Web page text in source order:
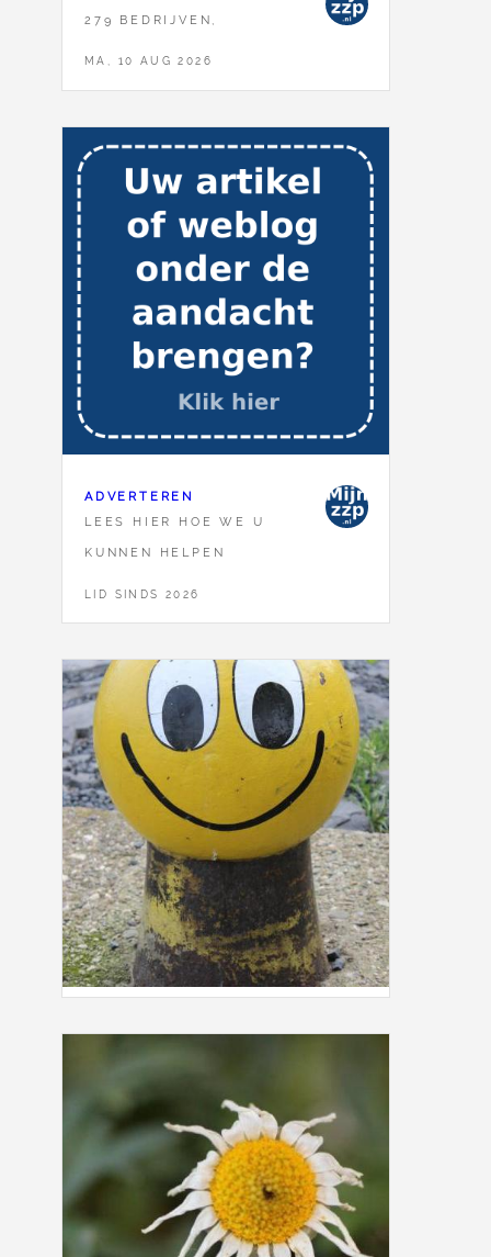
279 BEDRIJVEN,
MA, 10 AUG 2026
ADVERTEREN
LEES HIER HOE WE U
KUNNEN HELPEN
LID SINDS 2026